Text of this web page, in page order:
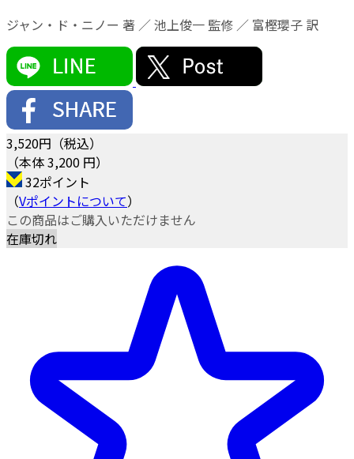
ジャン・ド・ニノー 著 ／ 池上俊一 監修 ／ 富樫瓔子 訳
3,520円（税込）
（本体 3,200 円）
32ポイント
（Vポイントについて）
この商品はご購入いただけません
在庫切れ